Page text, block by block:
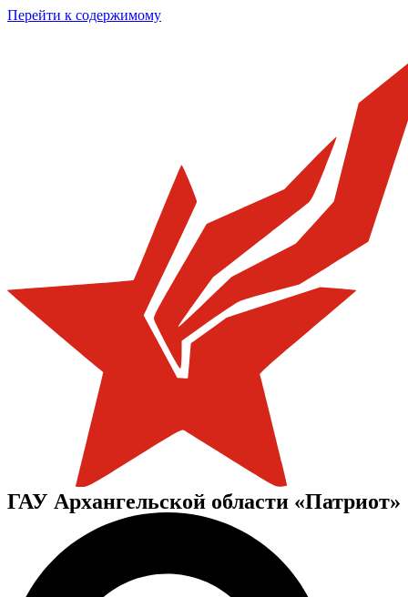
Перейти к содержимому
ГАУ Архангельской области «Патриот»